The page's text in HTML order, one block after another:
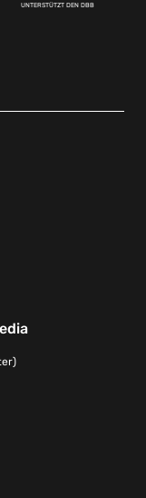
UNTERSTÜTZT DEN DBB